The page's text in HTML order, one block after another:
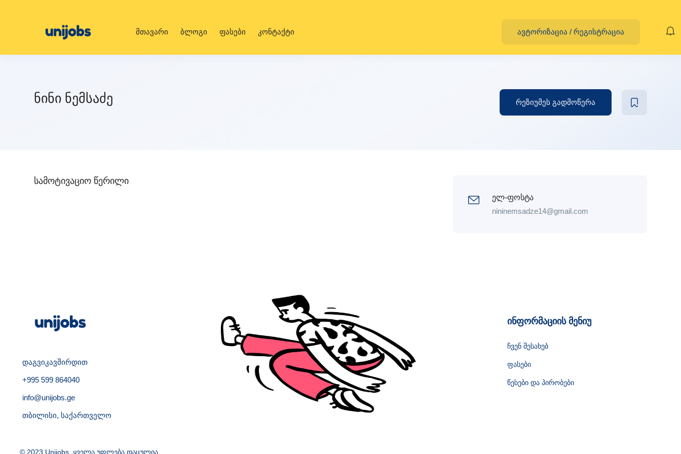
მთავარი ბლოგი ფასები კონტაქტი ავტორიზაცია / რეგისტრაცია
ნინი ნემსაძე რეზიუმეს გადმოწერა
სამოტივაციო წერილი
ელ-ფოსტა
nininemsadze14@gmail.com
დაგვიკავშირდით
+995 599 864040
info@unijobs.ge
თბილისი, საქართველო
ინფორმაციის მენიუ
ჩვენ შესახებ
ფასები
წესები და პირობები
© 2023 Unijobs. ყველა უფლება დაცულია.